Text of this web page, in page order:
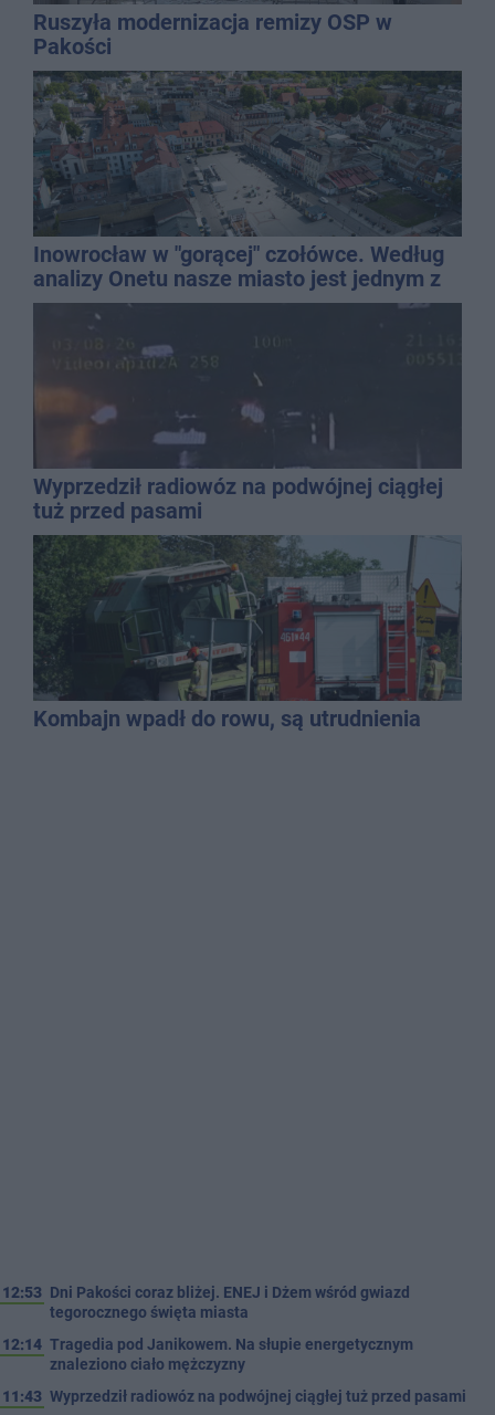
Ruszyła modernizacja remizy OSP w
Pakości
Inowrocław w "gorącej" czołówce. Według
analizy Onetu nasze miasto jest jednym z
najbardziej narażonych na upały
Wyprzedził radiowóz na podwójnej ciągłej
tuż przed pasami
Kombajn wpadł do rowu, są utrudnienia
12:53 Dni Pakości coraz bliżej. ENEJ i Dżem wśród gwiazd
tegorocznego święta miasta
12:14 Tragedia pod Janikowem. Na słupie energetycznym
znaleziono ciało mężczyzny
11:43 Wyprzedził radiowóz na podwójnej ciągłej tuż przed pasami